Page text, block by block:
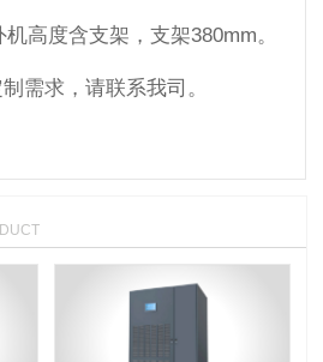
高度含支架，支架380mm。
需求，请联系我司。